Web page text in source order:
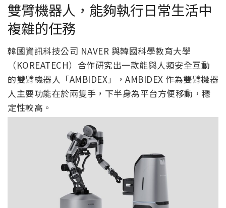
雙臂機器人，能夠執行日常生活中
複雜的任務
韓國資訊科技公司 NAVER 與韓國科學教育大學
（KOREATECH）合作研究出一款能與人類安全互動
的雙臂機器人「AMBIDEX」，AMBIDEX 作為雙臂機器
人主要功能在於兩隻手，下半身為平台方便移動，穩
定性較高。